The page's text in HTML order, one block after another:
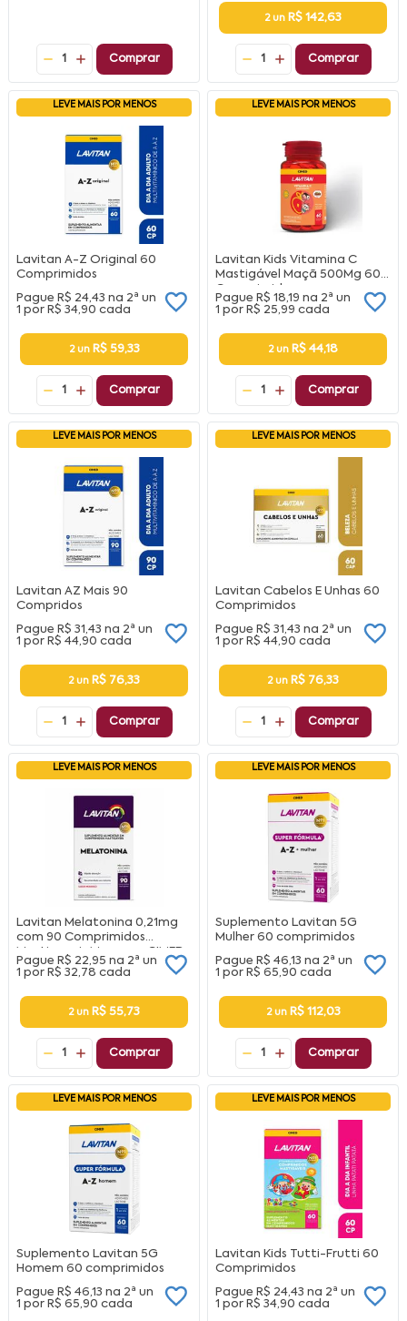
1 Comprar
2 un R$ 142,63
1 Comprar
LEVE MAIS POR MENOS
Lavitan A-Z Original 60
Comprimidos
Pague R$ 24,43 na 2ª un
1 por R$ 34,90 cada
2 un R$ 59,33
1 Comprar
LEVE MAIS POR MENOS
Lavitan Kids Vitamina C
Mastigável Maçã 500Mg 60
Comprimidos
Pague R$ 18,19 na 2ª un
1 por R$ 25,99 cada
2 un R$ 44,18
1 Comprar
LEVE MAIS POR MENOS
Lavitan AZ Mais 90
Compridos
Pague R$ 31,43 na 2ª un
1 por R$ 44,90 cada
2 un R$ 76,33
1 Comprar
LEVE MAIS POR MENOS
Lavitan Cabelos E Unhas 60
Comprimidos
Pague R$ 31,43 na 2ª un
1 por R$ 44,90 cada
2 un R$ 76,33
1 Comprar
LEVE MAIS POR MENOS
Lavitan Melatonina 0,21mg
com 90 Comprimidos
Mastigaveis Morango CIMED
Pague R$ 22,95 na 2ª un
1 por R$ 32,78 cada
2 un R$ 55,73
1 Comprar
LEVE MAIS POR MENOS
Suplemento Lavitan 5G
Mulher 60 comprimidos
Pague R$ 46,13 na 2ª un
1 por R$ 65,90 cada
2 un R$ 112,03
1 Comprar
LEVE MAIS POR MENOS
Suplemento Lavitan 5G
Homem 60 comprimidos
Pague R$ 46,13 na 2ª un
1 por R$ 65,90 cada
LEVE MAIS POR MENOS
Lavitan Kids Tutti-Frutti 60
Comprimidos
Pague R$ 24,43 na 2ª un
1 por R$ 34,90 cada